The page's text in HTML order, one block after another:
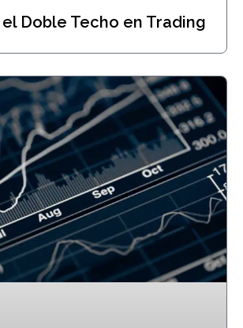
Doble Techo en Trading